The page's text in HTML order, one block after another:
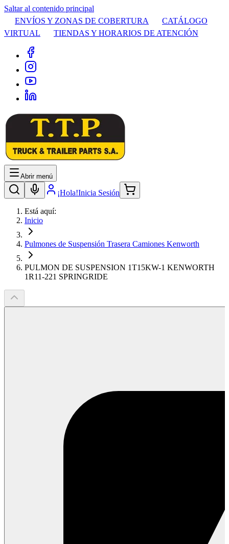
Saltar al contenido principal
ENVÍOS Y ZONAS DE COBERTURA
CATÁLOGO
VIRTUAL
TIENDAS Y HORARIOS DE ATENCIÓN
Abrir menú
¡Hola!Inicia Sesión
Está aquí:
Inicio
Pulmones de Suspensión Trasera Camiones Kenworth
PULMON DE SUSPENSION 1T15KW-1 KENWORTH
1R11-221 SPRINGRIDE